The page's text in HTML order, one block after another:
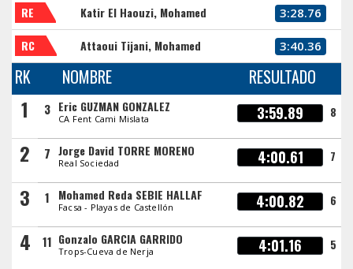
RE Katir El Haouzi, Mohamed 3:28.76
RC Attaoui Tijani, Mohamed 3:40.36
RK NOMBRE RESULTADO
1 3 Eric GUZMAN GONZALEZ
CA Fent Cami Mislata 3:59.89 8
2 7 Jorge David TORRE MORENO
Real Sociedad 4:00.61 7
3 1 Mohamed Reda SEBIE HALLAF
Facsa - Playas de Castellón 4:00.82 6
4 11 Gonzalo GARCIA GARRIDO
Trops-Cueva de Nerja 4:01.16 5